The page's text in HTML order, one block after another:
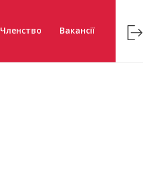
Членство Вакансії